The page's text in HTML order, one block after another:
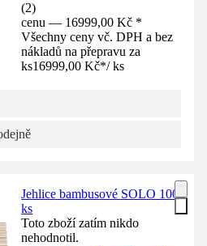
(2)
cenu — 16999,00 Kč *
Všechny ceny vč. DPH a bez
nákladů na přepravu za
ks16999,00 Kč*/ ks
Jehlice bambusové SOLO 100
ks
Toto zboží zatím nikdo
nehodnotil.